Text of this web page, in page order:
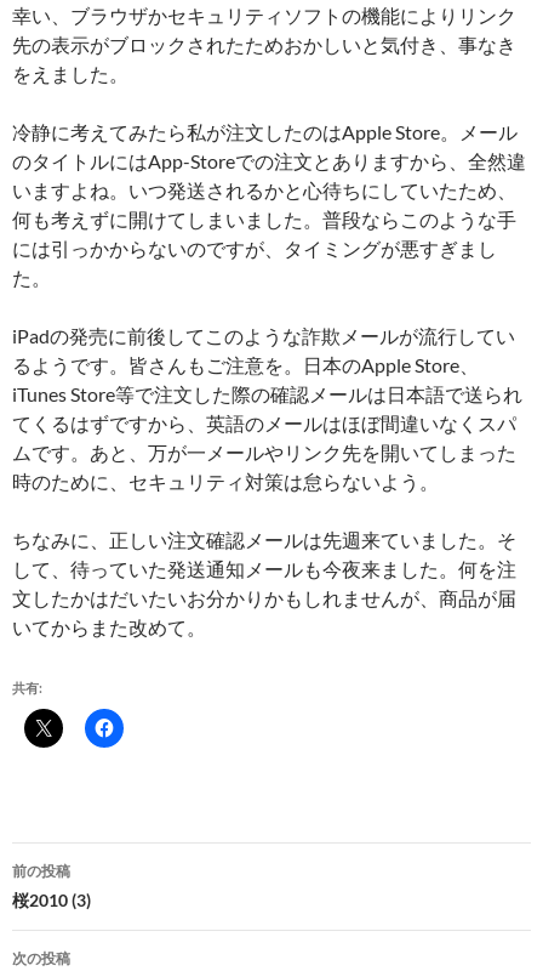
幸い、ブラウザかセキュリティソフトの機能によりリンク
先の表示がブロックされたためおかしいと気付き、事なき
をえました。
冷静に考えてみたら私が注文したのはApple Store。メール
のタイトルにはApp-Storeでの注文とありますから、全然違
いますよね。いつ発送されるかと心待ちにしていたため、
何も考えずに開けてしまいました。普段ならこのような手
には引っかからないのですが、タイミングが悪すぎまし
た。
iPadの発売に前後してこのような詐欺メールが流行してい
るようです。皆さんもご注意を。日本のApple Store、
iTunes Store等で注文した際の確認メールは日本語で送られ
てくるはずですから、英語のメールはほぼ間違いなくスパ
ムです。あと、万が一メールやリンク先を開いてしまった
時のために、セキュリティ対策は怠らないよう。
ちなみに、正しい注文確認メールは先週来ていました。そ
して、待っていた発送通知メールも今夜来ました。何を注
文したかはだいたいお分かりかもしれませんが、商品が届
いてからまた改めて。
共有:
投
稿
ナ
前の投稿
桜2010 (3)
次の投稿